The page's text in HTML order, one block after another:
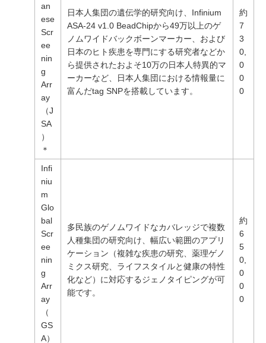
an
ese
Scr
ee
nin
g
Arr
ay
（J
SA
）
＊
日本人集団の遺伝学的研究向け、Infinium
ASA-24 v1.0 BeadChipから49万以上のゲ
ノムワイドバックボーンマーカー、および
日本のヒト疾患を専門にする研究者などか
ら提供されたおよそ10万の日本人特異的マ
ーカーなど、日本人集団における情報量に
富んだtag SNPを搭載しています。
約
7
3
0,
0
0
0
Infi
niu
m
Glo
bal
Scr
ee
nin
g
Arr
ay
（
GS
A）
多民族のゲノムワイドなカバレッジで複数
人種集団の研究向け、幅広い範囲のアプリ
ケーション（複雑な疾患の研究、薬理ゲノ
ミクス研究、ライフスタイルと健康の特性
化など）に対応するジェノタイピングが可
能です。
約
6
5
0,
0
0
0